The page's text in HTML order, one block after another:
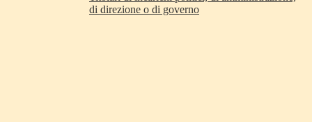
di direzione o di governo